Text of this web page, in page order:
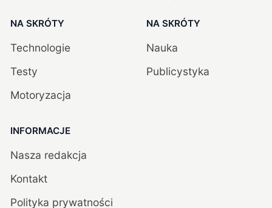
NA SKRÓTY
Technologie
Testy
Motoryzacja
NA SKRÓTY
Nauka
Publicystyka
INFORMACJE
Nasza redakcja
Kontakt
Polityka prywatności